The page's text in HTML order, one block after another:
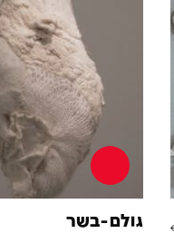
גולם-בשר